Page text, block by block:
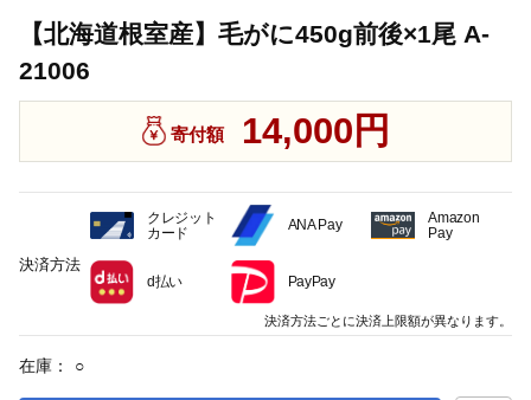
【北海道根室産】毛がに450g前後×1尾 A-
21006
寄付額 14,000円
在庫： ○
決済方法
クレジット
カード
ANA Pay
Amazon
Pay
d払い PayPay
決済方法ごとに決済上限額が異なります。